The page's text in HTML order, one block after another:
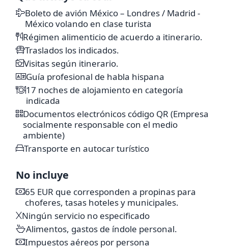
Sagrada
Familia Plaza Cataluña Monumento a Colón
Plaza de España
Zaragoza
Basílica de Nuestra
Señora del Pilar
Madrid
Día libre
vuelo
a la Ciudad de
México
-Consultar itinerario de acuerdo a su fecha de
salida
-Este itinerario está sujeto a posibles ajustes
derivados de la programación de 2027
Boleto de avión México – Londres / Madrid -
México volando en clase turista
Régimen alimenticio de acuerdo a itinerario.
Traslados los indicados.
Visitas según itinerario.
Guía profesional de habla hispana
17 noches de alojamiento en categoría
indicada
Documentos electrónicos código QR (Empresa
socialmente responsable con el medio
ambiente)
Transporte en autocar turístico
No incluye
65 EUR que corresponden a propinas para
choferes, tasas hoteles y municipales.
Ningún servicio no especificado
Alimentos, gastos de índole personal.
Impuestos aéreos por persona